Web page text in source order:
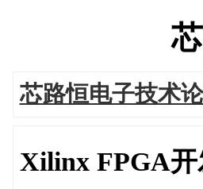
芯路恒电子技术
Xilinx FPGA开